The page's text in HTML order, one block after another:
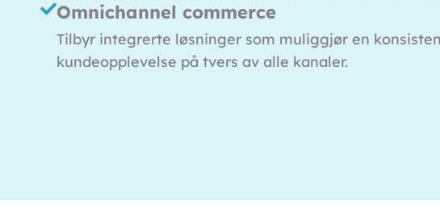
Omnichannel commerce
Tilbyr integrerte løsninger som muliggjør en
kundeopplevelse på tvers av alle kanaler.